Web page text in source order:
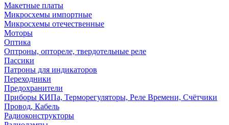
Макетные платы
Микросхемы импортные
Микросхемы отечественные
Моторы
Оптика
Оптроны, оптореле, твердотельные реле
Пассики
Патроны для индикаторов
Переходники
Предохранители
Приборы КИПа, Терморегуляторы, Реле Времени, Счётчики
Провод, Кабель
Радиоконструкторы